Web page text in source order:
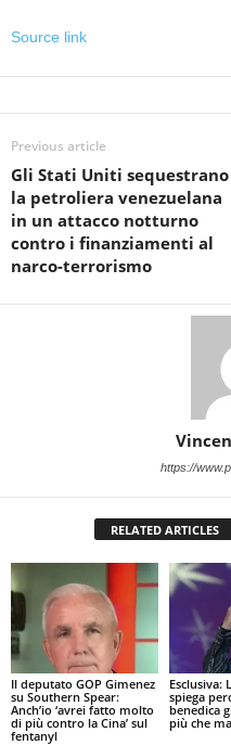
Source link
Previous article
Gli Stati Uniti sequestrano
la petroliera venezuelana
in un attacco notturno
contro i finanziamenti al
narco-terrorismo
https://
RELATED ARTICLES
Il deputato GOP Gimenez
su Southern Spear:
Anch’io ‘avrei fatto molto
di più contro la Cina’ sul
fentanyl
Esclusiva:
spiega
benedica
più che